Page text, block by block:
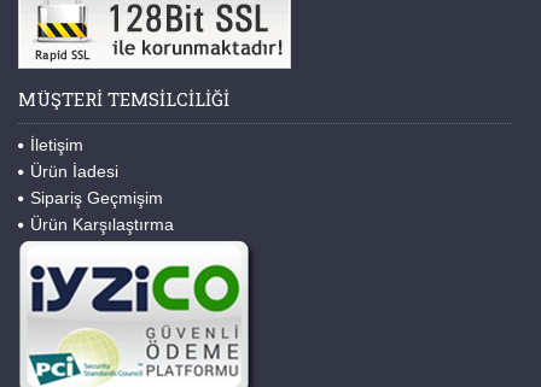
MÜŞTERI TEMSILCILIĞI
İletişim
Ürün İadesi
Sipariş Geçmişim
Ürün Karşılaştırma